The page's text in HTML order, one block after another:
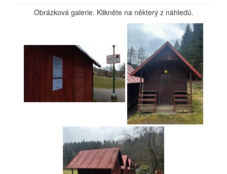
Obrázková galerie. Klikněte na některý z náhledů.